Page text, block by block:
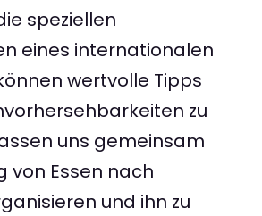
speziellen
eines internationalen
wertvolle Tipps
zu
uns gemeinsam
von Essen nach
und ihn zu